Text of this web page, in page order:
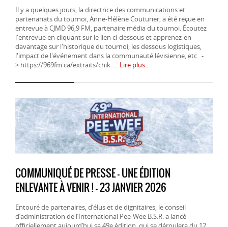
Il y a quelques jours, la directrice des communications et
partenariats du tournoi, Anne-Hélène Couturier, a été reçue en
entrevue à CJMD 96,9 FM, partenaire média du tournoi. Écoutez
l'entrevue en cliquant sur le lien ci-dessous et apprenez-en
davantage sur l'historique du tournoi, les dessous logistiques,
l'impact de l'événement dans la communauté lévisienne, etc. -
> https://969fm.ca/extraits/chik..... Lire plus...
COMMUNIQUÉ DE PRESSE - UNE ÉDITION
ENLEVANTE À VENIR ! - 23 JANVIER 2026
Entouré de partenaires, d’élus et de dignitaires, le conseil
d’administration de l’International Pee-Wee B.S.R. a lancé